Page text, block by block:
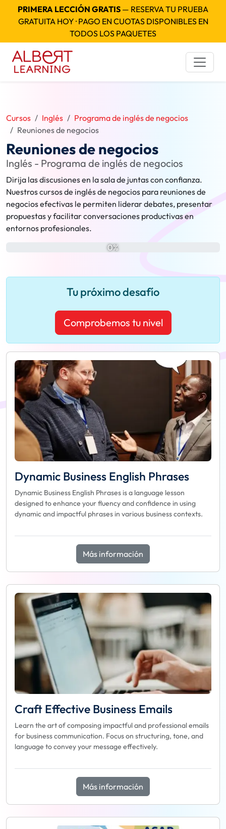
PRIMERA LECCIÓN GRATIS — RESERVA TU PRUEBA
GRATUITA HOY · PAGO EN CUOTAS DISPONIBLES EN
TODOS LOS PAQUETES
Cursos Inglés
Programa de inglés de negocios
Reuniones de negocios
Reuniones de negocios
Inglés - Programa de inglés de negocios
Dirija las discusiones en la sala de juntas con confianza.
Nuestros cursos de inglés de negocios para reuniones de
negocios efectivas le permiten liderar debates, presentar
propuestas y facilitar conversaciones productivas en
entornos profesionales.
0%
Tu próximo desafío
Comprobemos tu nivel
Dynamic Business English Phrases
Dynamic Business English Phrases is a language lesson
designed to enhance your fluency and confidence in using
dynamic and impactful phrases in various business contexts.
Más información
Craft Effective Business Emails
Learn the art of composing impactful and professional emails
for business communication. Focus on structuring, tone, and
language to convey your message effectively.
Más información